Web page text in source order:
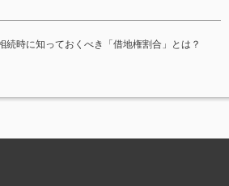
続時に知っておくべき「借地権割合」とは？